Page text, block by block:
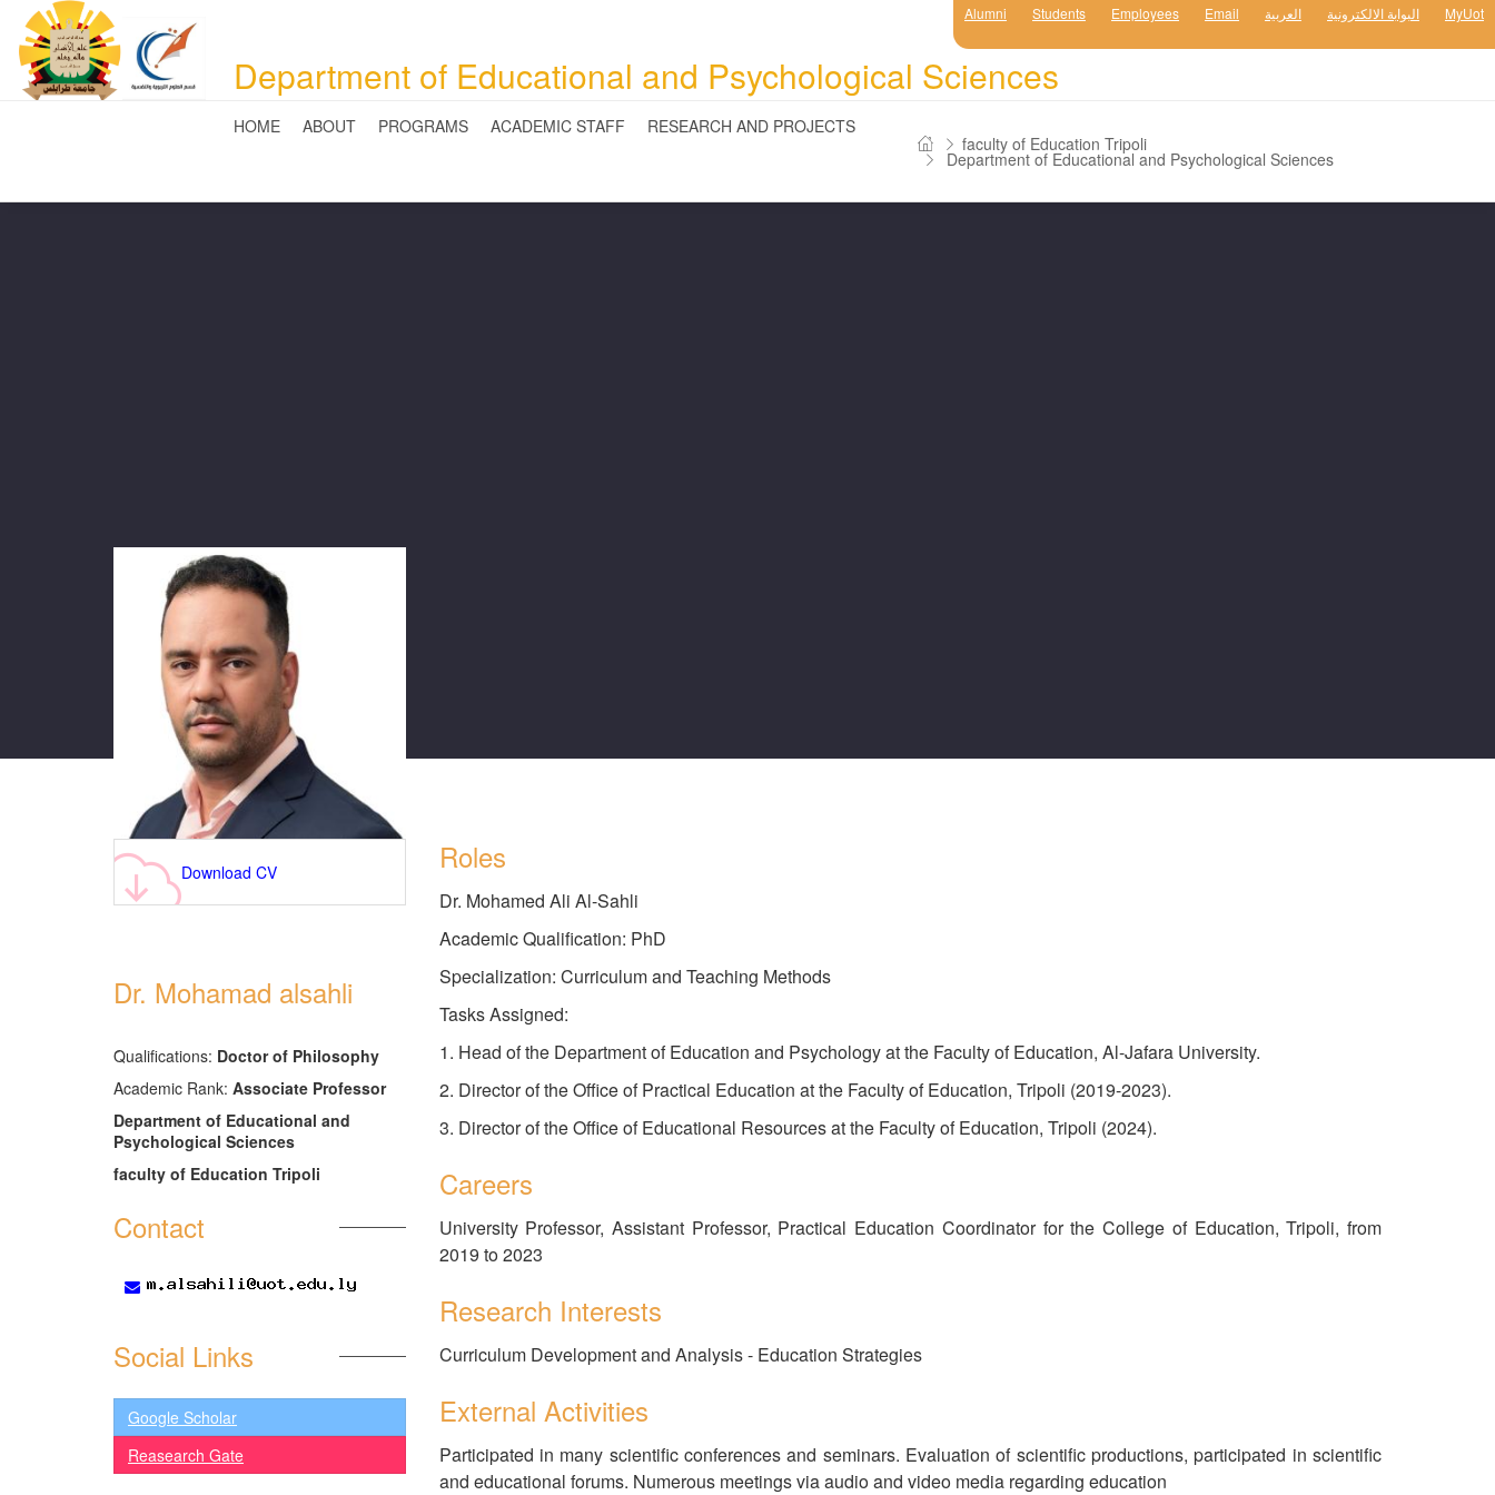
Department of Educational and Psychological Sciences
Alumni Students Employees Email العربية البوابة الالكترونية MyUot
HOME ABOUT PROGRAMS ACADEMIC STAFF
RESEARCH AND PROJECTS
faculty of Education Tripoli
Department of Educational and Psychological Sciences
Download CV
Dr. Mohamad alsahli
َQualifications: Doctor of Philosophy
Academic Rank: Associate Professor
Department of Educational and
Psychological Sciences
faculty of Education Tripoli
Contact
Social Links
Google Scholar
Reasearch Gate
Roles
Dr. Mohamed Ali Al-Sahli
Academic Qualification: PhD
Specialization: Curriculum and Teaching Methods
Tasks Assigned:
1. Head of the Department of Education and Psychology at the Faculty of Education, Al-Jafara University.
2. Director of the Office of Practical Education at the Faculty of Education, Tripoli (2019-2023).
3. Director of the Office of Educational Resources at the Faculty of Education, Tripoli (2024).
Careers
University Professor, Assistant Professor, Practical Education Coordinator for the College of Education, Tripoli, from
2019 to 2023
Research Interests
Curriculum Development and Analysis - Education Strategies
External Activities
Participated in many scientific conferences and seminars. Evaluation of scientific productions, participated in scientific
and educational forums. Numerous meetings via audio and video media regarding education